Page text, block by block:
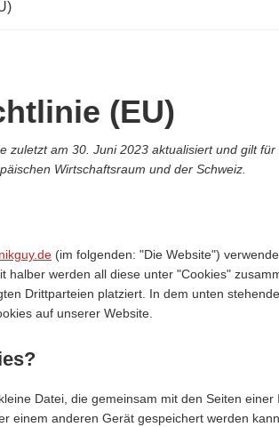
(EU)
zuletzt am 30. Juni 2023 aktualisiert und gilt
Wirtschaftsraum und der Schweiz.
(im folgenden: "Die Website")
halber werden all diese unter "Cookies"
Drittparteien platziert. In dem unten
auf unserer Website.
Datei, die gemeinsam mit den Seiten
einem anderen Gerät gespeichert werden